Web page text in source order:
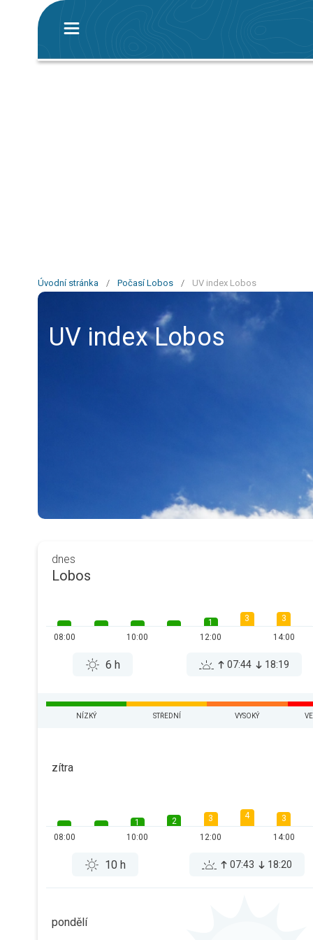
Úvodní stránka / Počasí Lobos / UV index Lobos
UV index Lobos
dnes
Lobos
08:00 10:00
1
12:00
3
3
14:00
6 h 07:44 18:19
NÍZKÝ STŘEDNÍ VYSOKÝ
zítra
08:00
1
10:00
2
3
12:00
4
3
14:00
10 h 07:43 18:20
pondělí